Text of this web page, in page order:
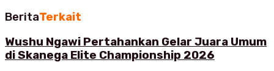
BeritaTerkait
Wushu Ngawi Pertahankan Gelar Juara Umum
di Skanega Elite Championship 2026